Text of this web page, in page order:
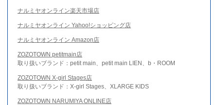
ナルミヤオンライン楽天市場店
ナルミヤオンライン Yahoo!ショッピング店
ナルミヤオンライン Amazon店
ZOZOTOWN petitmain店
取り扱いブランド：petit main、petit main LIEN、b・ROOM
ZOZOTOWN X-girl Stages店
取り扱いブランド：X-girl Stages、XLARGE KIDS
ZOZOTOWN NARUMIYA ONLINE店